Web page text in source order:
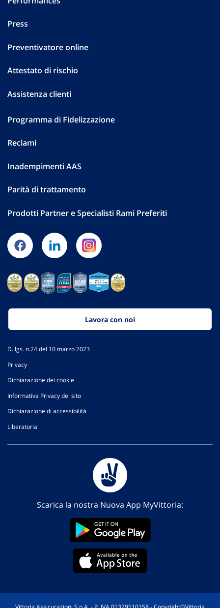
Press
Preventivatore online
Attestato di rischio
Assistenza clienti
Programma di Fidelizzazione
Reclami
Inadempimenti AAS
Parità di trattamento
Prodotti Partner e Specialisti Rami Preferiti
Lavora con noi
D. lgs. n.24 del 10 marzo 2023
Privacy
Dichiarazione dei cookie
Informativa Privacy del sito
Dichiarazione di accessibilità
Liberatoria
Scarica la nostra Nuova App MyVittoria:
Vittoria Assicurazioni S.p.A. - P. IVA 01329510158 - Copyright©Vittoria